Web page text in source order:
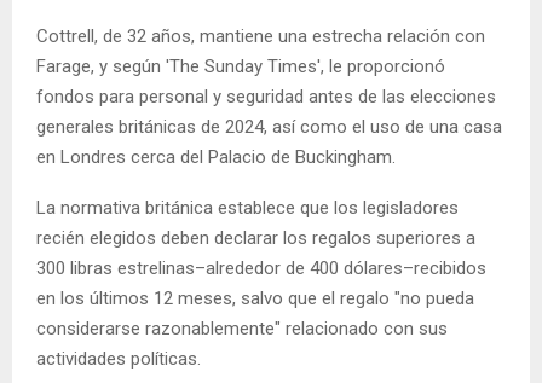
Cottrell, de 32 años, mantiene una estrecha relación con
Farage, y según 'The Sunday Times', le proporcionó
fondos para personal y seguridad antes de las elecciones
generales británicas de 2024, así como el uso de una casa
en Londres cerca del Palacio de Buckingham.
La normativa británica establece que los legisladores
recién elegidos deben declarar los regalos superiores a
300 libras estrelinas–alrededor de 400 dólares–recibidos
en los últimos 12 meses, salvo que el regalo "no pueda
considerarse razonablemente" relacionado con sus
actividades políticas.